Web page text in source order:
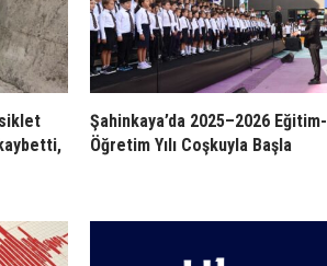
Şahinkaya’da 2025–2026 Eğitim-
Öğretim Yılı Coşkuyla Başla